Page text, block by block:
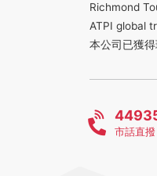
Richmond
ATPI global
本公司已獲
市話直